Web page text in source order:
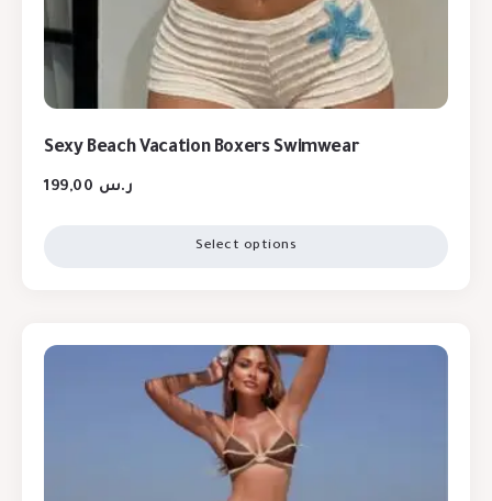
Sexy Beach Vacation Boxers Swimwear
ر.س
Select options